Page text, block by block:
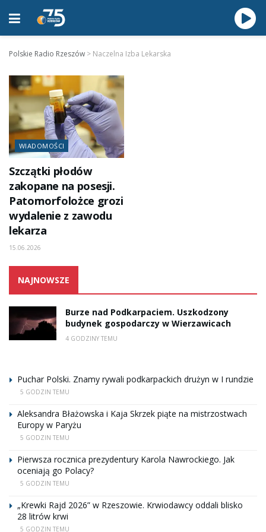
Polskie Radio Rzeszów > Naczelna Izba Lekarska
WIADOMOŚCI
Szczątki płodów
zakopane na posesji.
Patomorfolożce grozi
wydalenie z zawodu
lekarza
15.06.2026
NAJNOWSZE
Burze nad Podkarpaciem. Uszkodzony
budynek gospodarczy w Wierzawicach
4 GODZINY TEMU
Puchar Polski. Znamy rywali podkarpackich drużyn w I rundzie
5 GODZIN TEMU
Aleksandra Błażowska i Kaja Skrzek piąte na mistrzostwach
Europy w Paryżu
5 GODZIN TEMU
Pierwsza rocznica prezydentury Karola Nawrockiego. Jak
oceniają go Polacy?
5 GODZIN TEMU
„Krewki Rajd 2026” w Rzeszowie. Krwiodawcy oddali blisko
28 litrów krwi
5 GODZIN TEMU